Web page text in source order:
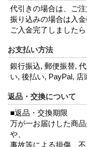
代引きの場合は、ご
振り込みの場合は入
ご入金完了しました
お支払い方法
銀行振込, 郵便振替,
い, 後払い, PayPal, 店
返品・交換について
■返品・交換期限
万が一お届けした商
や、
事故等による損傷、